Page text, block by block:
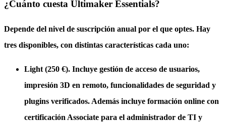
¿Cuánto cuesta Ultimaker Essentials?
Depende del nivel de suscripción anual por el que optes. Hay
tres disponibles, con distintas características cada uno:
Light (250 €). Incluye gestión de acceso de usuarios,
impresión 3D en remoto, funcionalidades de seguridad y
plugins verificados. Además incluye formación online con
certificación Associate para el administrador de TI y